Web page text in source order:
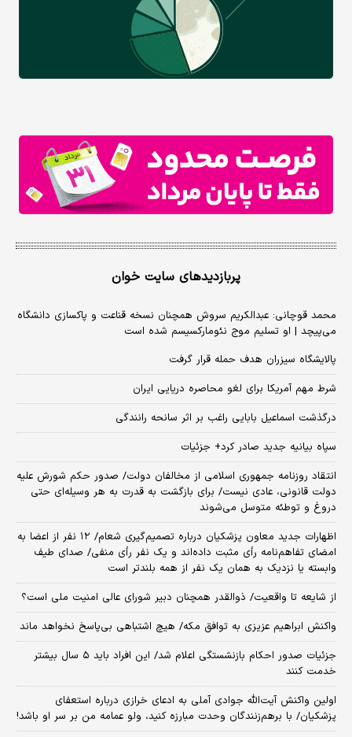
پربازدیدهای سایت خوان
محمد قوچانی: عبدالکریم سروش همچنان نسخه قناعت و پاکسازی دانشگاه
می‌پیچد | او تسلیم موج نئومارکسیسم شده است
پالایشگاه سیزران هدف حمله قرار گرفت
شرط مهم آمریکا برای لغو محاصره دریایی ایران
درگذشت اسماعیل بابایی راغب بر اثر سانحه رانندگی
سپاه بیانیه جدید صادر کرد+ جزئیات
انتقاد روزنامه جمهوری اسلامی از مخالفان دولت/ صدور حکم شورش علیه
دولت قانونی، عادی نیست/ برای بازگشت به قدرت به هر وسیله‌ای حتی
دروغ و توطئه متوسل می‌شوند
اظهارات جدید معاون پزشکیان درباره تصمیم‌گیری شعام/ ۱۲ نفر از اعضا به
امضای تفاهم‌نامه رأی مثبت داده‌اند و یک نفر رأی منفی/ صدای طیف
وابسته یا نزدیک به همان یک نفر از همه بلندتر است
از شایعه تا واقعیت/ ذوالقدر همچنان دبیر شورای ‌عالی امنیت ملی است؟
واکنش ابراهیم عزیزی به توافق مکه/ هیچ اشتباهی بی‌پاسخ نخواهد ماند
جزئیات صدور احکام بازنشستگی اعلام شد/ این افراد باید ۵ سال بیشتر
خدمت کنند
اولین واکنش آیت‌الله جوادی آملی به ادعای خرازی درباره استعفای
پزشکیان/ با برهم‌زنندگان وحدت مبارزه کنید، ولو عمامه من بر سر او باشد!